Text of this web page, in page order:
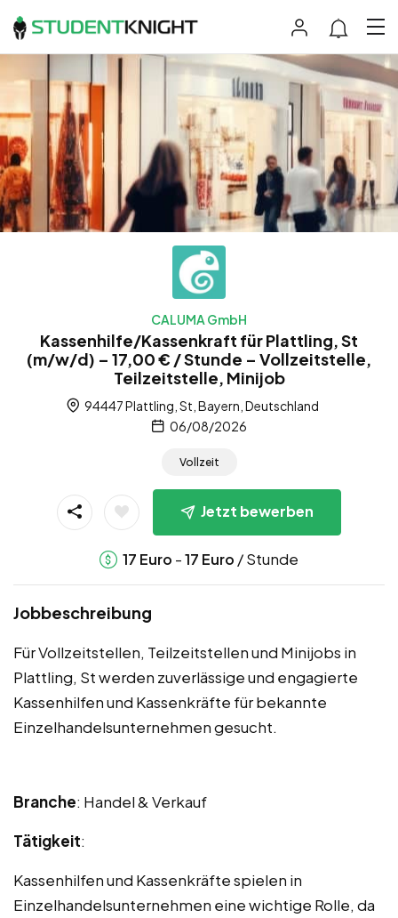
CALUMA GmbH
Kassenhilfe/Kassenkraft für Plattling, St
(m/w/d) – 17,00 € / Stunde – Vollzeitstelle,
Teilzeitstelle, Minijob
94447 Plattling, St, Bayern, Deutschland
06/08/2026
Vollzeit
Jetzt bewerben
17 Euro -17 Euro / Stunde
Jobbeschreibung
Für Vollzeitstellen, Teilzeitstellen und Minijobs in
Plattling, St werden zuverlässige und engagierte
Kassenhilfen und Kassenkräfte für bekannte
Einzelhandelsunternehmen gesucht.
Branche: Handel & Verkauf
Tätigkeit:
Kassenhilfen und Kassenkräfte spielen in
Einzelhandelsunternehmen eine wichtige Rolle, da